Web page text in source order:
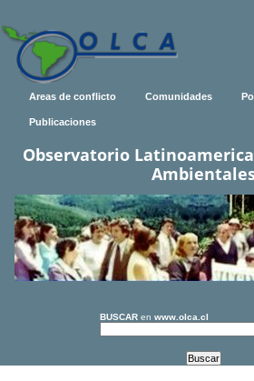
Areas de conflicto Comunidades
Publicaciones
Observatorio
BUSCAR en www.olca.cl